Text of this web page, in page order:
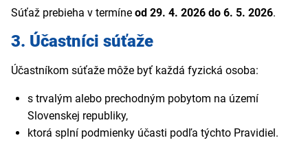
Súťaž prebieha v termíne od 29. 4. 2026 do 6. 5. 2026.
3. Účastníci súťaže
Účastníkom súťaže môže byť každá fyzická osoba:
s trvalým alebo prechodným pobytom na území
Slovenskej republiky,
ktorá splní podmienky účasti podľa týchto Pravidiel.